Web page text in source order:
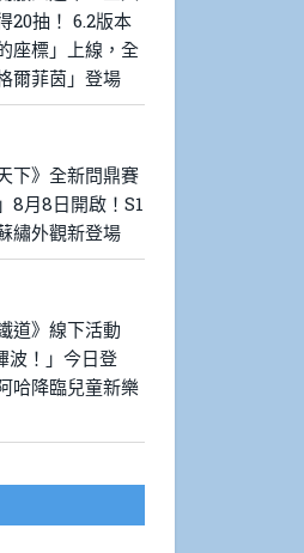
20抽！ 6.2版本
座標」上線，全
爾菲茵」登場
下》全新問鼎賽
8月8日開啟！S1
繡外觀新登場
道》線下活動
波！」今日登
降臨兒童新樂